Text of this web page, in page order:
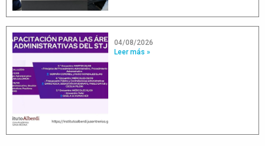
04/08/2026
Leer más »